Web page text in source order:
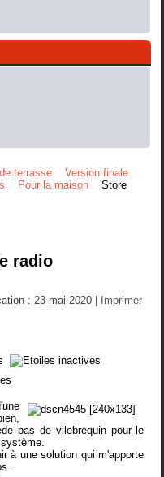
terrasse
Version finale
Pour la maison
Store
radio
: 23 mai 2020
Imprimer
pas de vilebrequin pour le
à une solution qui m'apporte